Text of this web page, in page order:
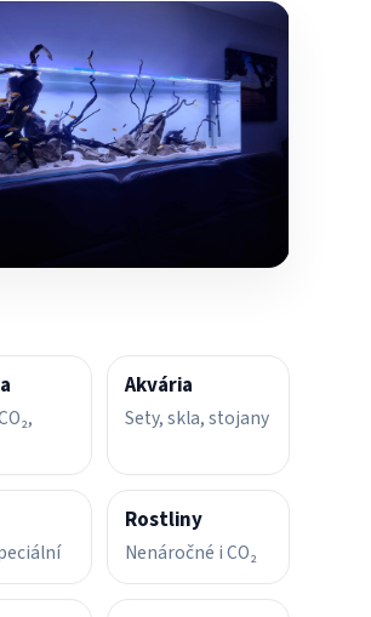
Akvária
Sety, skla, stojany
Rostliny
Nenáročné i CO₂